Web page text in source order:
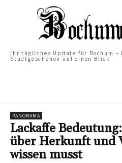
Ihr tägliches Update für Bochum
Stadtgeschehen auf einen Blick
PANORAMA
Lackaffe
über Herkunft und
wissen musst